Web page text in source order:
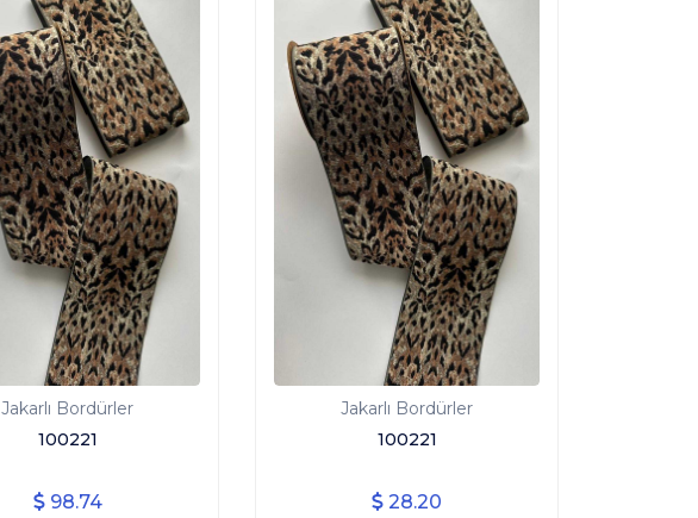
Jakarlı Bordürler
100221
98.74
Jakarlı Bordürler
100221
28.20